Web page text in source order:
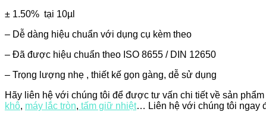
± 1.50% tại 10µl
– Dễ dàng hiệu chuẩn với dụng cụ kèm theo
– Đã được hiệu chuẩn theo ISO 8655 / DIN 12650
– Trọng lượng nhẹ , thiết kế gọn gàng, dễ sử dụng
Hãy liên hệ với chúng tôi để được tư vấn chi tiết về sản
khô, máy lắc tròn, tấm giữ nhiệt… Liên hệ với chúng tôi ngay